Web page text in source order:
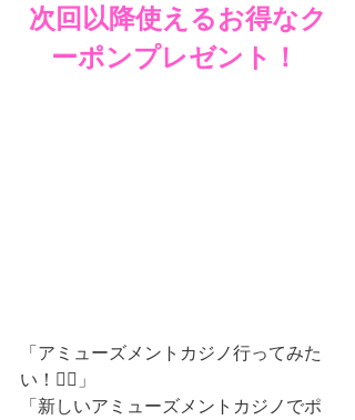
次回以降使えるお得なク
ーポンプレゼント！
「アミューズメントカジノ行ってみた
い！🙋‍♀️」
「新しいアミューズメントカジノでポ